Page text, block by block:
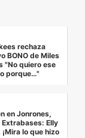
rechaza
BONO de Miles
"No quiero ese
porque…"
en Jonrones,
Extrabases: Elly
lo que hizo